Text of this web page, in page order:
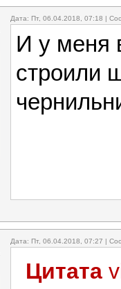
Дата: Пт, 06.04.2018, 07:18 |
И у меня
строили
Дата: Пт, 06.04.2018, 07:27 |
Цитата